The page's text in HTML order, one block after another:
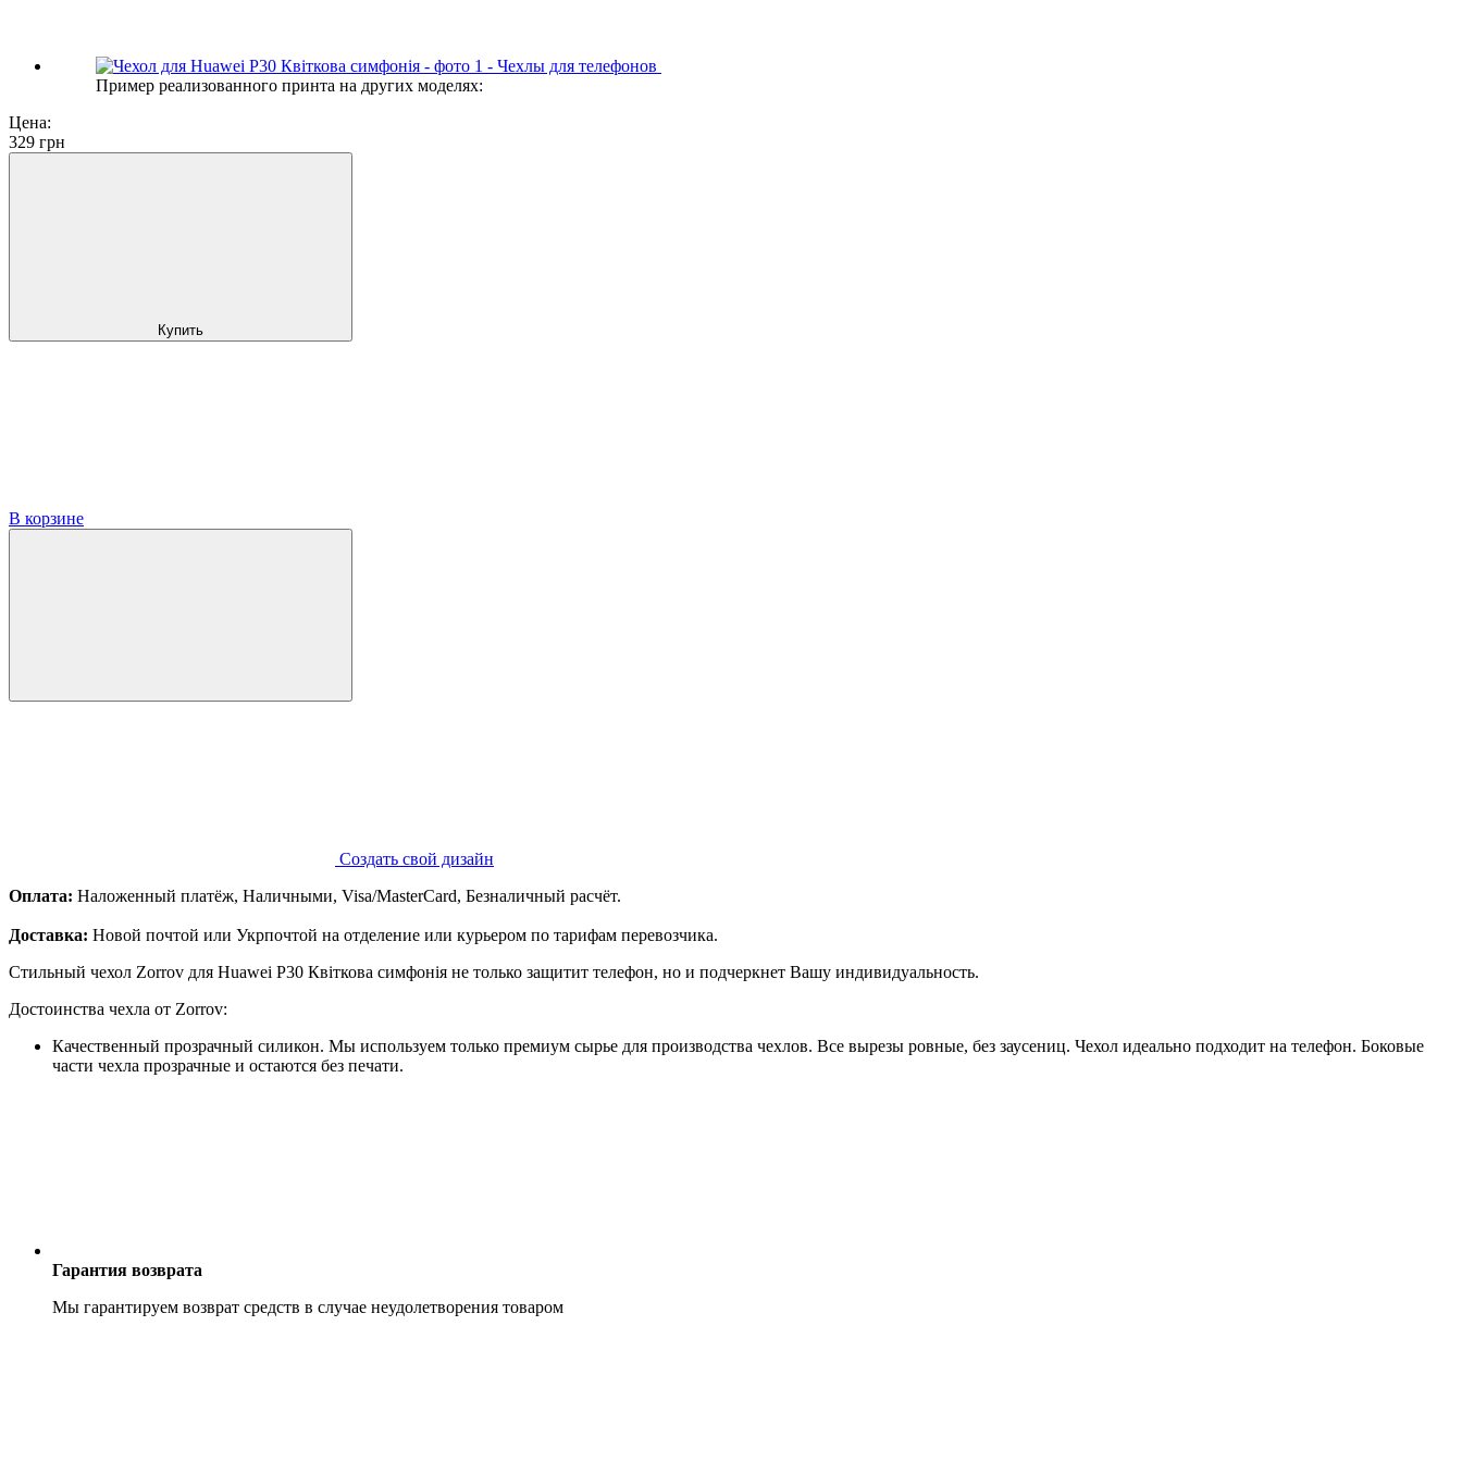
Пример реализованного принта на других моделях:
Цена:
329 грн
Купить
В корзине
Создать свой дизайн
Оплата: Наложенный платёж, Наличными, Visa/MasterCard, Безналичный расчёт.
Доставка: Новой почтой или Укрпочтой на отделение или курьером по тарифам перевозчика.
Стильный чехол Zorrov для Huawei P30 Квіткова симфонія не только защитит телефон, но и подчеркнет Вашу индивидуальность.
Достоинства чехла от Zorrov:
Качественный прозрачный силикон. Мы используем только премиум сырье для производства чехлов. Все вырезы ровные, без заусениц. Чехол идеально подходит на телефон. Боковые
части чехла прозрачные и остаются без печати.
Гарантия возврата
Мы гарантируем возврат средств в случае неудолетворения товаром